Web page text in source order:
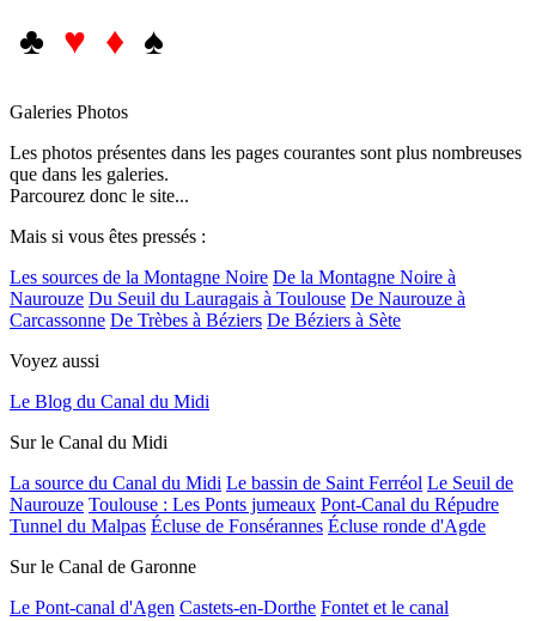
♣ ♥ ♦ ♠
Galeries Photos
Les photos présentes dans les pages courantes sont plus nombreuses
que dans les galeries.
Parcourez donc le site...
Mais si vous êtes pressés :
Les sources de la Montagne Noire De la Montagne Noire à
Naurouze Du Seuil du Lauragais à Toulouse De Naurouze à
Carcassonne De Trèbes à Béziers De Béziers à Sète
Voyez aussi
Le Blog du Canal du Midi
Sur le Canal du Midi
La source du Canal du Midi Le bassin de Saint Ferréol Le Seuil de
Naurouze Toulouse : Les Ponts jumeaux Pont-Canal du Répudre
Tunnel du Malpas Écluse de Fonsérannes Écluse ronde d'Agde
Sur le Canal de Garonne
Le Pont-canal d'Agen Castets-en-Dorthe Fontet et le canal